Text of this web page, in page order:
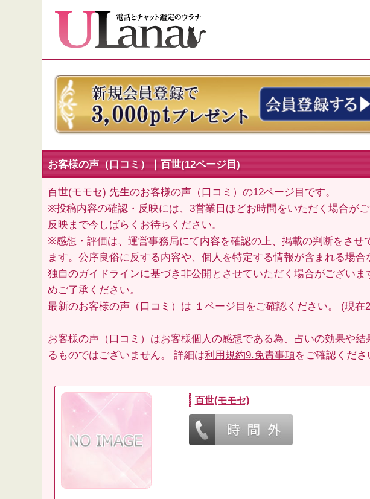
お客様の声（口コミ）｜百世(12ページ目)
百世(モモセ) 先生のお客様の声（口コミ）の12ページ目です。
※投稿内容の確認・反映には、3営業日ほどお時間をいただく場合が
反映まで今しばらくお待ちください。
※感想・評価は、運営事務局にて内容を確認の上、掲載の判断をさせ
ます。公序良俗に反する内容や、個人を特定する情報が含まれる場合
独自のガイドラインに基づき非公開とさせていただく場合がございま
めご了承ください。
最新のお客様の声（口コミ）は １ページ目 をご確認ください。 (現在
お客様の声（口コミ）はお客様個人の感想である為、占いの効果や結
るものではございません。 詳細は利用規約9.免責事項をご確認くださ
百世(モモセ)